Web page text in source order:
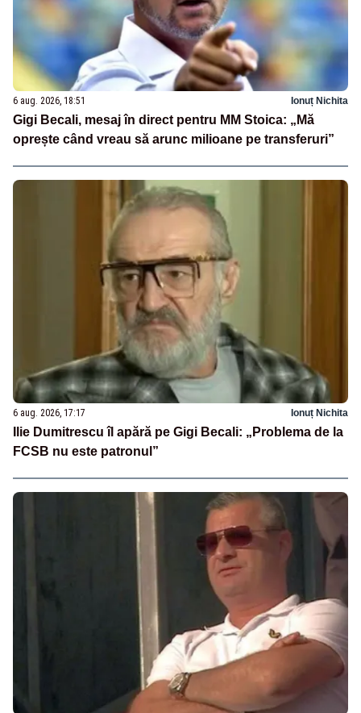
6 aug. 2026, 18:51 Ionuț Nichita
Gigi Becali, mesaj în direct pentru MM Stoica: „Mă
oprește când vreau să arunc milioane pe transferuri”
6 aug. 2026, 17:17 Ionuț Nichita
Ilie Dumitrescu îl apără pe Gigi Becali: „Problema de la
FCSB nu este patronul”